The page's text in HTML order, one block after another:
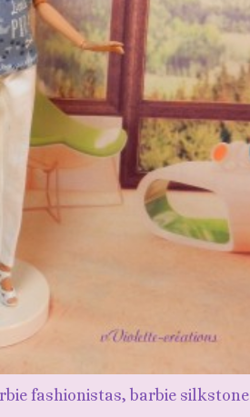
fashionistas, barbie silkstone